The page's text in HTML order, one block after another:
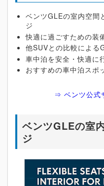
ベンツGLEの室内空間
ジ
快適に過ごすための装
他SUVとの比較による
車中泊を安全・快適に
おすすめの車中泊スポ
⇒ ベンツ公式
ベンツGLEの室
ジ